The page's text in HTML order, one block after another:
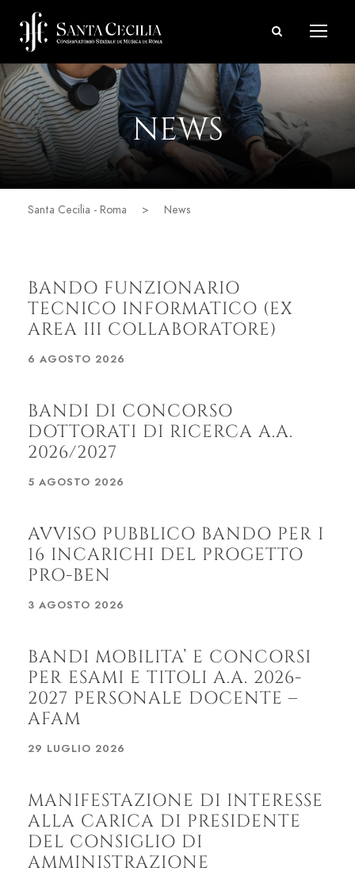
NEWS
Santa Cecilia - Roma > News
BANDO FUNZIONARIO
TECNICO INFORMATICO (EX
AREA III COLLABORATORE)
6 AGOSTO 2026
BANDI DI CONCORSO
DOTTORATI DI RICERCA A.A.
2026/2027
5 AGOSTO 2026
AVVISO PUBBLICO BANDO PER I
16 INCARICHI DEL PROGETTO
PRO-BEN
3 AGOSTO 2026
BANDI MOBILITA’ E CONCORSI
PER ESAMI E TITOLI A.A. 2026-
2027 PERSONALE DOCENTE –
AFAM
29 LUGLIO 2026
MANIFESTAZIONE DI INTERESSE
ALLA CARICA DI PRESIDENTE
DEL CONSIGLIO DI
AMMINISTRAZIONE